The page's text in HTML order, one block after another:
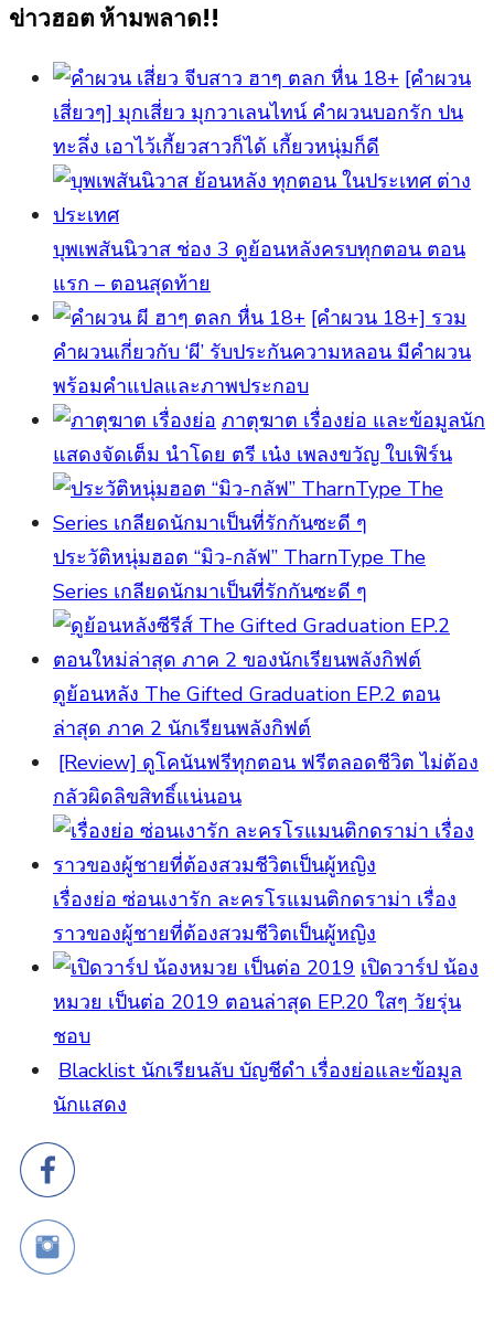
ข่าวฮอต ห้ามพลาด!!
[คำผวน
เสี่ยวๆ] มุกเสี่ยว มุกวาเลนไทน์ คำผวนบอกรัก ปน
ทะลึ่ง เอาไว้เกี้ยวสาวก็ได้ เกี้ยวหนุ่มก็ดี
บุพเพสันนิวาส ช่อง 3 ดูย้อนหลังครบทุกตอน ตอน
แรก – ตอนสุดท้าย
[คําผวน 18+] รวม
คำผวนเกี่ยวกับ ‘ผี’ รับประกันความหลอน มีคำผวน
พร้อมคำแปลและภาพประกอบ
ภาตุฆาต เรื่องย่อ และข้อมูลนัก
แสดงจัดเต็ม นำโดย ตรี เน๋ง เพลงขวัญ ใบเฟิร์น
ประวัติหนุ่มฮอต “มิว-กลัฟ” TharnType The
Series เกลียดนักมาเป็นที่รักกันซะดี ๆ
ดูย้อนหลัง The Gifted Graduation EP.2 ตอน
ล่าสุด ภาค 2 นักเรียนพลังกิฟต์
[Review] ดูโคนันฟรีทุกตอน ฟรีตลอดชีวิต ไม่ต้อง
กลัวผิดลิขสิทธิ์แน่นอน
เรื่องย่อ ซ่อนเงารัก ละครโรแมนติกดราม่า เรื่อง
ราวของผู้ชายที่ต้องสวมชีวิตเป็นผู้หญิง
เปิดวาร์ป น้อง
หมวย เป็นต่อ 2019 ตอนล่าสุด EP.20 ใสๆ วัยรุ่น
ชอบ
Blacklist นักเรียนลับ บัญชีดำ เรื่องย่อและข้อมูล
นักแสดง